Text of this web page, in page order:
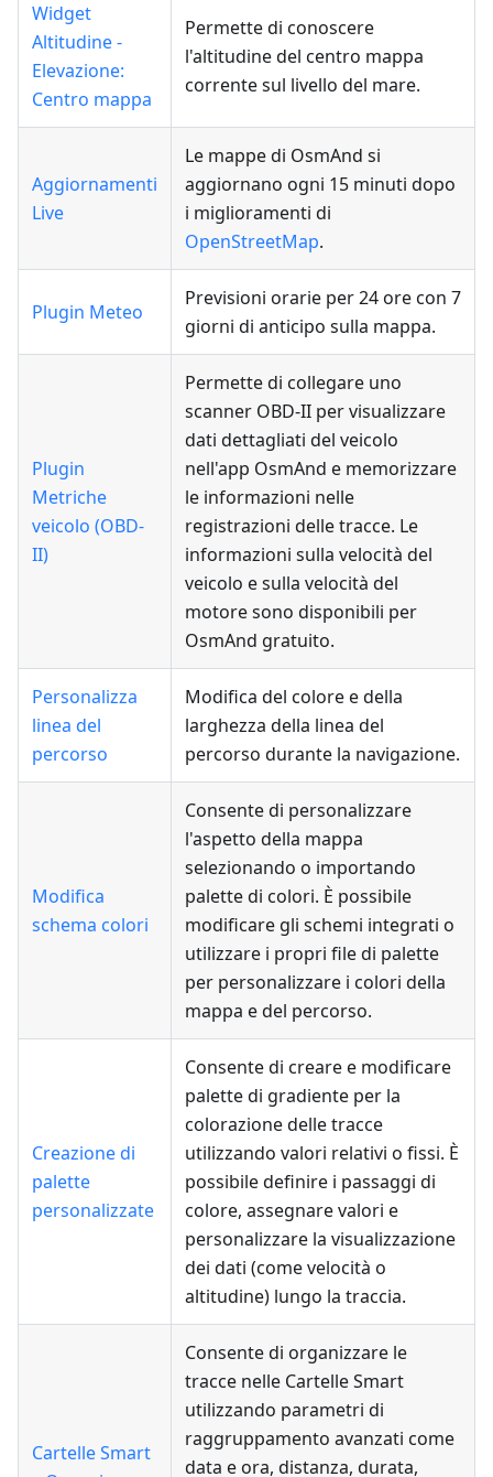
Widget
Altitudine -
Elevazione:
Centro mappa
Permette di conoscere
l'altitudine del centro mappa
corrente sul livello del mare.
Aggiornamenti
Live
Le mappe di OsmAnd si
aggiornano ogni 15 minuti dopo
i miglioramenti di
OpenStreetMap.
Plugin Meteo
Previsioni orarie per 24 ore con 7
giorni di anticipo sulla mappa.
Plugin
Metriche
veicolo (OBD-
II)
Permette di collegare uno
scanner OBD-II per visualizzare
dati dettagliati del veicolo
nell'app OsmAnd e memorizzare
le informazioni nelle
registrazioni delle tracce. Le
informazioni sulla velocità del
veicolo e sulla velocità del
motore sono disponibili per
OsmAnd gratuito.
Personalizza
linea del
percorso
Modifica del colore e della
larghezza della linea del
percorso durante la navigazione.
Modifica
schema colori
Consente di personalizzare
l'aspetto della mappa
selezionando o importando
palette di colori. È possibile
modificare gli schemi integrati o
utilizzare i propri file di palette
per personalizzare i colori della
mappa e del percorso.
Creazione di
palette
personalizzate
Consente di creare e modificare
palette di gradiente per la
colorazione delle tracce
utilizzando valori relativi o fissi. È
possibile definire i passaggi di
colore, assegnare valori e
personalizzare la visualizzazione
dei dati (come velocità o
altitudine) lungo la traccia.
Cartelle Smart
Consente di organizzare le
tracce nelle Cartelle Smart
utilizzando parametri di
raggruppamento avanzati come
data e ora, distanza, durata,